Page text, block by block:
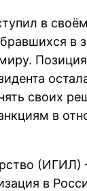
в
в
Позиция
своих
в
в